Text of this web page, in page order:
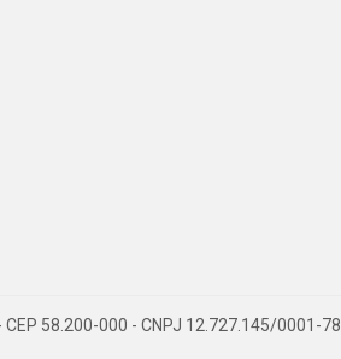
58.200-000 - CNPJ 12.727.145/0001-78